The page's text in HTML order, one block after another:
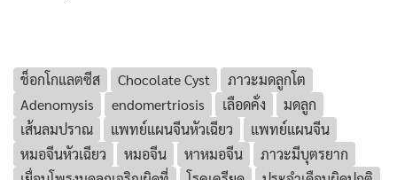
ช็อกโกแลตซีส Chocolate Cyst
ภาวะมดลูกโต
Adenomysis
endomertriosis เลือดคั่ง
มดลูก
เส้นลมปราณ
แพทย์แผนจีนหัวเฉียว
แพทย์แผนจีน
หมอจีนหัวเฉียว
หมอจีน หาหมอจีน
ภาวะมีบุตรยาก